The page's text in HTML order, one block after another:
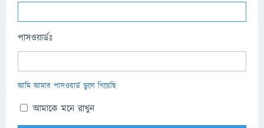
পাসওয়ার্ডঃ
আমি আমার পাসওয়ার্ড ভুলে গিয়েছি
আমাকে মনে রাখুন